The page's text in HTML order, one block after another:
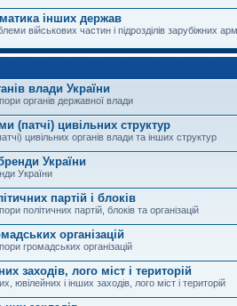
інших держав
військових частин і підрозділів зарубіжних
влади України
органів державної влади
(патчі) цивільних структур
цивільних органів влади та інших структур
України
України
партій і блоків
політичних партій, блоків та організацій
організацій
громадських організацій
заходів, лого міст і територій
ювілейних і інших заходів, лого міст і територій